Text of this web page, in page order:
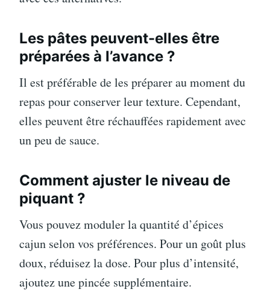
Les pâtes peuvent-elles être
préparées à l’avance ?
Il est préférable de les préparer au moment du
repas pour conserver leur texture. Cependant,
elles peuvent être réchauffées rapidement avec
un peu de sauce.
Comment ajuster le niveau de
piquant ?
Vous pouvez moduler la quantité d’épices
cajun selon vos préférences. Pour un goût plus
doux, réduisez la dose. Pour plus d’intensité,
ajoutez une pincée supplémentaire.